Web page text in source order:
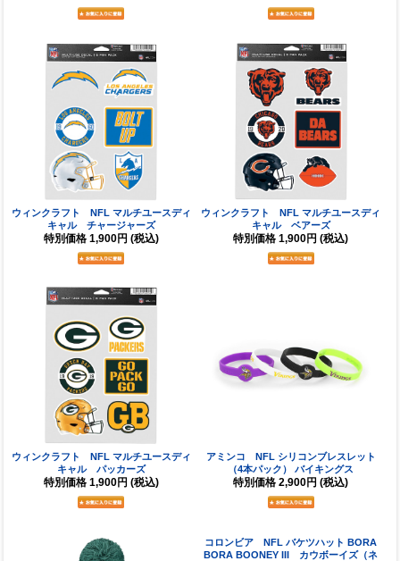
ウィンクラフト NFL マルチユースディ
キャル チャージャーズ
特別価格 1,900円 (税込)
ウィンクラフト NFL マルチユースディ
キャル ベアーズ
特別価格 1,900円 (税込)
ウィンクラフト NFL マルチユースディ
キャル パッカーズ
特別価格 1,900円 (税込)
アミンコ NFL シリコンブレスレット
（4本パック） バイキングス
特別価格 2,900円 (税込)